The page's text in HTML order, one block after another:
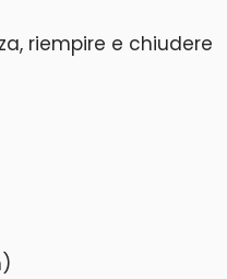
riempire e chiudere